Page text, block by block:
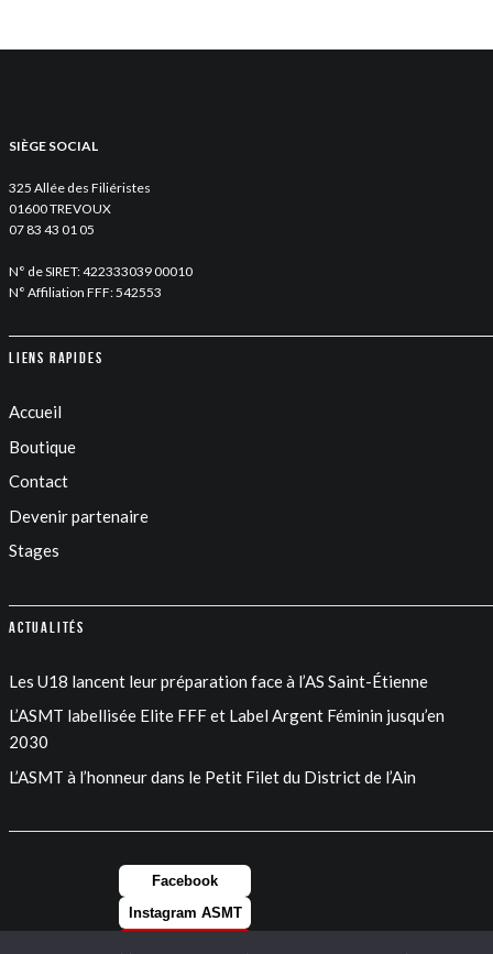
SIÈGE SOCIAL
325 Allée des Filiéristes
01600 TREVOUX
07 83 43 01 05
N° de SIRET: 422333039 00010
N° Affiliation FFF: 542553
Liens rapides
Accueil
Boutique
Contact
Devenir partenaire
Stages
Actualités
Les U18 lancent leur préparation face à l’AS Saint-Étienne
L’ASMT labellisée Elite FFF et Label Argent Féminin jusqu’en
2030
L’ASMT à l’honneur dans le Petit Filet du District de l’Ain
Facebook
Instagram ASMT